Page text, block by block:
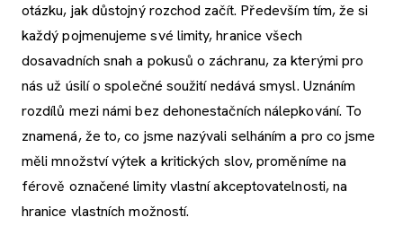
otázku, jak důstojný rozchod začít. Především tím, že si
každý pojmenujeme své limity, hranice všech
dosavadních snah a pokusů o záchranu, za kterými pro
nás už úsilí o společné soužití nedává smysl. Uznáním
rozdílů mezi námi bez dehonestačních nálepkování. To
znamená, že to, co jsme nazývali selháním a pro co jsme
měli množství výtek a kritických slov, proměníme na
férově označené limity vlastní akceptovatelnosti, na
hranice vlastních možností.